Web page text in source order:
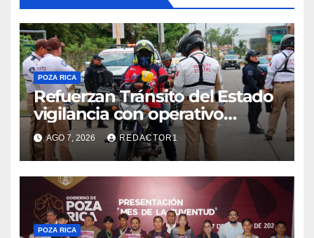
POZA RICA
Refuerzan Tránsito del Estado
vigilancia con operativo
sorpresa
AGO 7, 2026 REDACTOR1
POZA RICA